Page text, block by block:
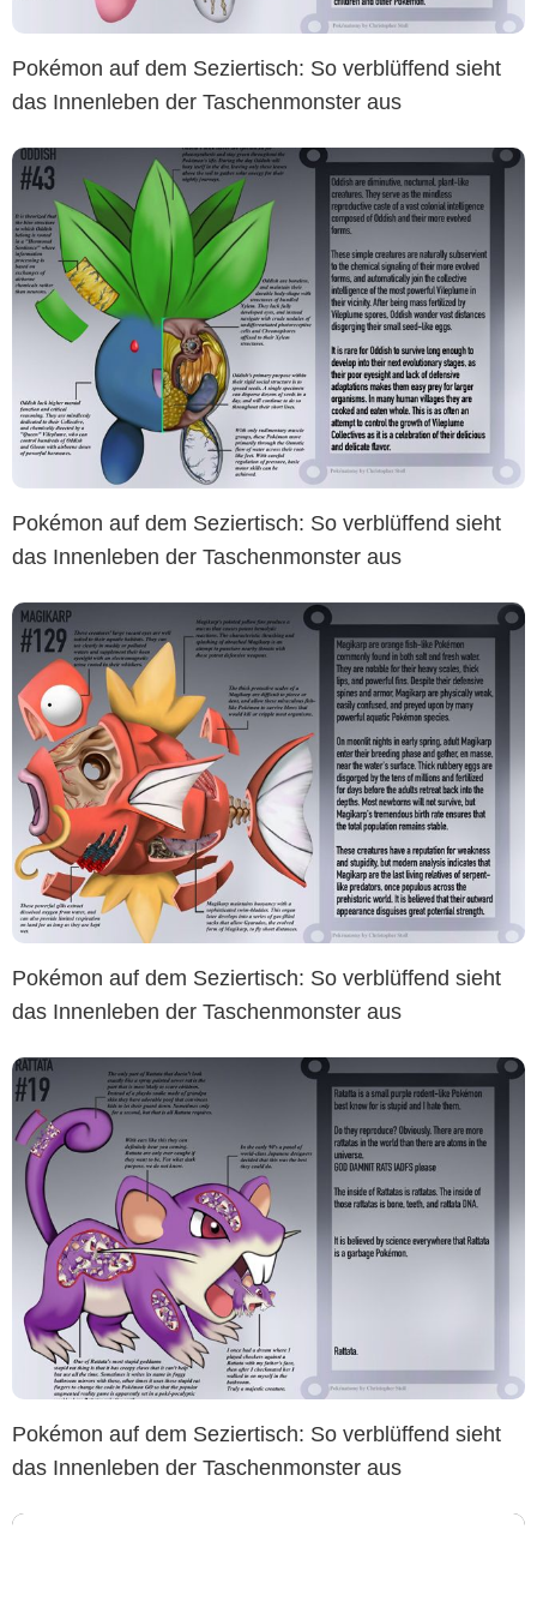
Pokémon auf dem Seziertisch: So verblüffend sieht
das Innenleben der Taschenmonster aus
Pokémon auf dem Seziertisch: So verblüffend sieht
das Innenleben der Taschenmonster aus
Pokémon auf dem Seziertisch: So verblüffend sieht
das Innenleben der Taschenmonster aus
Pokémon auf dem Seziertisch: So verblüffend sieht
das Innenleben der Taschenmonster aus